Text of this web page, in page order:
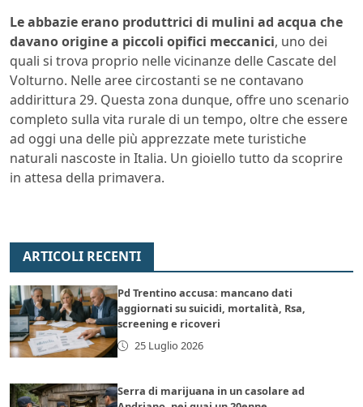
Le abbazie erano produttrici di mulini ad acqua che
davano origine a piccoli opifici meccanici, uno dei
quali si trova proprio nelle vicinanze delle Cascate del
Volturno. Nelle aree circostanti se ne contavano
addirittura 29. Questa zona dunque, offre uno scenario
completo sulla vita rurale di un tempo, oltre che essere
ad oggi una delle più apprezzate mete turistiche
naturali nascoste in Italia. Un gioiello tutto da scoprire
in attesa della primavera.
ARTICOLI RECENTI
Pd Trentino accusa: mancano dati
aggiornati su suicidi, mortalità, Rsa,
screening e ricoveri
25 Luglio 2026
Serra di marijuana in un casolare ad